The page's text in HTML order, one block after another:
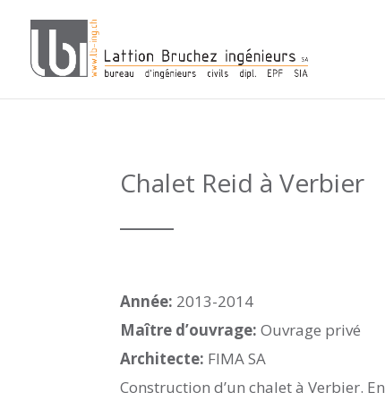
Chalet Reid à Verbier
Année: 2013-2014
Maître d’ouvrage: Ouvrage privé
Architecte: FIMA SA
Construction d’un chalet à Verbier. En